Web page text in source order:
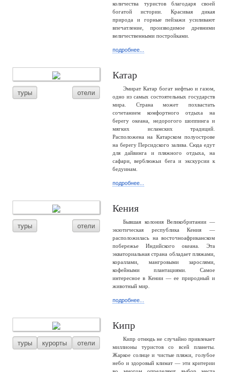
количества туристов благодаря своей
богатой истории. Красивая дикая
природа и горные пейзажи усиливают
впечатление, производимое древними
величественными постройками.
подробнее...
туры отели
Катар
Эмират Катар богат нефтью и газом,
одно из самых состоятельных государств
мира. Страна может похвастать
сочетанием комфортного отдыха на
берегу океана, недорогого шоппинга и
мягких исламских традиций.
Расположена на Катарском полуострове
на берегу Персидского залива. Сюда едут
для дайвинга и пляжного отдыха, на
сафари, верблюжьи бега и экскурсии к
бедуинам.
подробнее...
туры отели
Кения
Бывшая колония Великобритании —
экзотическая республика Кения —
расположилась на восточноафриканском
побережье Индийского океана. Эта
экваториальная страна обладает пляжами,
кораллами, мангровыми зарослями,
кофейными плантациями. Самое
интересное в Кении — ее природный и
животный мир.
подробнее...
туры курорты отели
Кипр
Кипр отнюдь не случайно привлекает
миллионы туристов со всей планеты.
Жаркое солнце и чистые пляжи, голубое
небо и здоровый климат — эти критерии